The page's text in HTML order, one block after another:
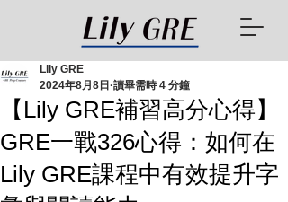
【Lily GRE補習高分心得】
GRE一戰326心得：如何在
Lily GRE課程中有效提升字
Lily GRE
2024年8月8日 讀畢需時 4 分鐘